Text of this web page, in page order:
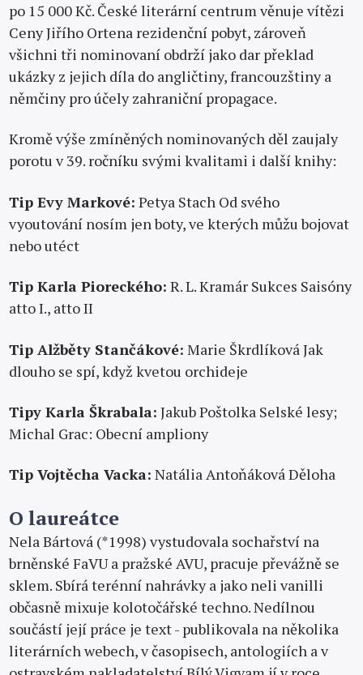
po 15 000 Kč. České literární centrum věnuje vítězi
Ceny Jiřího Ortena rezidenční pobyt, zároveň
všichni tři nominovaní obdrží jako dar překlad
ukázky z jejich díla do angličtiny, francouzštiny a
němčiny pro účely zahraniční propagace.
Kromě výše zmíněných nominovaných děl zaujaly
porotu v 39. ročníku svými kvalitami i další knihy:
Tip Evy Markové: Petya Stach Od svého
vyoutování nosím jen boty, ve kterých můžu bojovat
nebo utéct
Tip Karla Pioreckého: R. L. Kramár Sukces Saisóny
atto I., atto II
Tip Alžběty Stančákové: Marie Škrdlíková Jak
dlouho se spí, když kvetou orchideje
Tipy Karla Škrabala: Jakub Poštolka Selské lesy;
Michal Grac: Obecní ampliony
Tip Vojtěcha Vacka: Natália Antoňáková Děloha
O laureátce
Nela Bártová (*1998) vystudovala sochařství na
brněnské FaVU a pražské AVU, pracuje převážně se
sklem. Sbírá terénní nahrávky a jako neli vanilli
občasně mixuje kolotočářské techno. Nedílnou
součástí její práce je text - publikovala na několika
literárních webech, v časopisech, antologiích a v